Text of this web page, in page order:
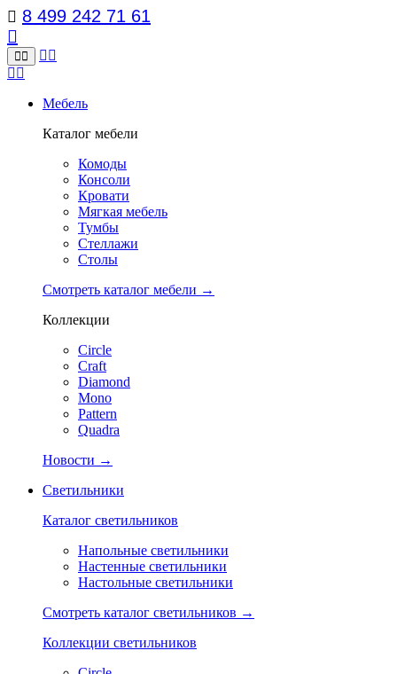
8 499 242 71 61
Мебель
Каталог мебели
Комоды
Консоли
Кровати
Мягкая мебель
Тумбы
Стеллажи
Столы
Смотреть каталог мебели →
Коллекции
Circle
Craft
Diamond
Mono
Pattern
Quadra
Новости →
Светильники
Каталог светильников
Напольные светильники
Настенные светильники
Настольные светильники
Смотреть каталог светильников →
Коллекции светильников